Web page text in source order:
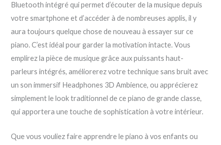
Bluetooth intégré qui permet d’écouter de la musique depuis
votre smartphone et d’accéder à de nombreuses applis, il y
aura toujours quelque chose de nouveau à essayer sur ce
piano. C’est idéal pour garder la motivation intacte. Vous
emplirez la pièce de musique grâce aux puissants haut-
parleurs intégrés, améliorerez votre technique sans bruit avec
un son immersif Headphones 3D Ambience, ou apprécierez
simplement le look traditionnel de ce piano de grande classe,
qui apportera une touche de sophistication à votre intérieur.
Que vous vouliez faire apprendre le piano à vos enfants ou